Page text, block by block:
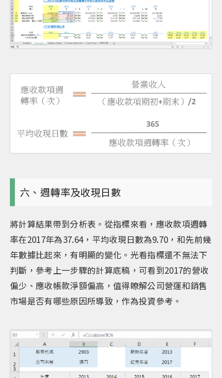
六、週轉率及收現日數
將計算結果帶到分析表。從指標來看，應收款項週轉
率在2017年為37.64，平均收現日數為9.70，和先前幾
年數據比起來，有明顯的變化。光看指標還不無法下
判斷，參考上一步驟的計算底稿，可看到2017的營收
偏少、應收帳款淨額偏高，值得瞭解公司營運和銷售
市場是否有哪些原因所導致，作為投資參考。